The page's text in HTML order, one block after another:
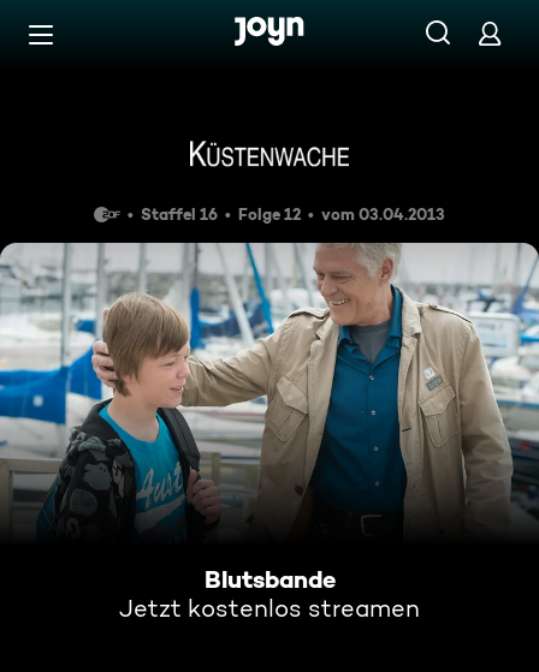
Zum Inhalt springen
Staffel 16 Folge 12 vom 03.04.2013
Blutsbande
Jetzt kostenlos streamen